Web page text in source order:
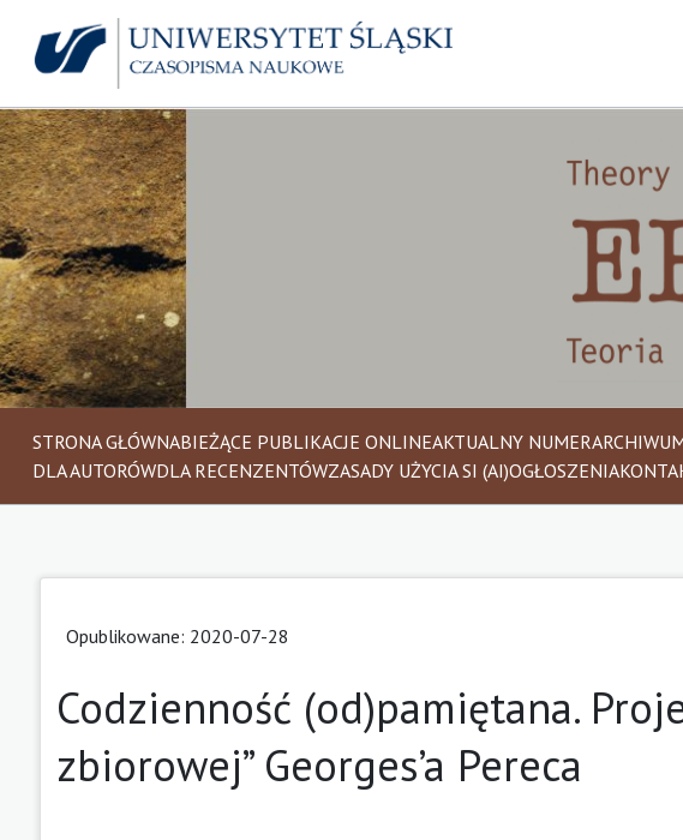
STRONA GŁÓWNABIEŻĄCE PUBLIKACJE ONLINEAKTUALNY NUMER
DLA AUTORÓWDLA RECENZENTÓWZASADY UŻYCIA SI (AI)OGŁOSZENIA
Opublikowane: 2020-07-28
Codzienność (od)pamiętana.
zbiorowej” Georges’a Pereca